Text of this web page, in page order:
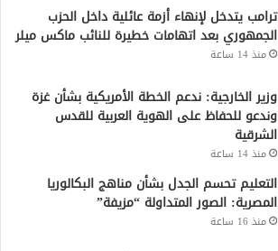
ترامب يتدخل لإنهاء أزمة عائلية داخل الحزب
الجمهوري بعد اتهامات خطيرة للنائب ماكس ميلر
منذ 14 ساعة
وزير الخارجية: ندعم الخطة الأمريكية بشأن غزة
وندعو للحفاظ على الهوية العربية للقدس
الشرقية
منذ 14 ساعة
التعليم تحسم الجدل بشأن مناهج البكالوريا
المصرية: الصور المتداولة “مزيفة”
منذ 16 ساعة